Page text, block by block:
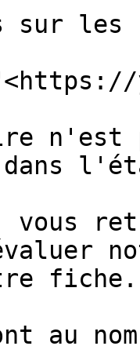
sur les
n'est
dans
vous
fiche.
au